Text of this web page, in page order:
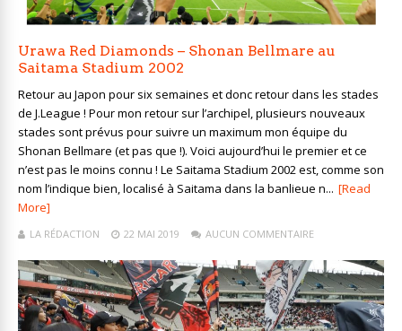
Urawa Red Diamonds – Shonan Bellmare au
Saitama Stadium 2002
Retour au Japon pour six semaines et donc retour dans les stades
de J.League ! Pour mon retour sur l’archipel, plusieurs nouveaux
stades sont prévus pour suivre un maximum mon équipe du
Shonan Bellmare (et pas que !). Voici aujourd’hui le premier et ce
n’est pas le moins connu ! Le Saitama Stadium 2002 est, comme son
nom l’indique bien, localisé à Saitama dans la banlieue n... [Read
More]
LA RÉDACTION 22 MAI 2019 AUCUN COMMENTAIRE